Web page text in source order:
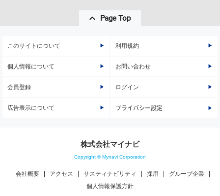
Page Top
このサイトについて 利用規約
個人情報について お問い合わせ
会員登録 ログイン
広告表示について プライバシー設定
株式会社マイナビ
Copyright © Mynavi Corporation
会社概要 アクセス サスティナビリティ 採用
グループ企業
個人情報保護方針